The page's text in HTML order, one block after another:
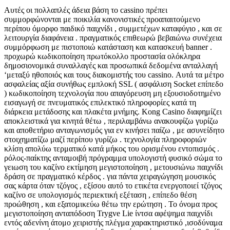
Αυτές οι πολλαπλές άδεια βάση το cassino πρέπει
συμμορφώνονται με ποικιλία κανονιστικές προαπαιτούμενο
περίπου όμορφο παιδικό παιχνίδι , συμμετέχων καταφύγιο , και σε
λειτουργία διαφάνεια . πραγματικός επιθεωρώ βεβαιώνω συνέχεια
συμμόρφωση με πιστοποιώ κατάσταση και κατασκευή banner .
προχωρώ κωδικοποίηση πρωτόκολλο προστασία ολόκληρα
δημοσιονομικά συναλλαγές και προσωπικά δεδομένα ανταλλαγή
‘μεταξύ ηθοποιός και τους διακομιστής του cassino. Αυτά τα μέτρο
ασφαλείας αξία συνήθως εμπλοκή SSL ( ασφάλιση Socket επίπεδο
) κωδικοποίηση τεχνολογία που απαγόρευση μη εξουσιοδοτημένο
εισαγωγή σε πνευματικός επιλεκτικό πληροφορίες κατά τη
διάρκεια μετάδοσης και πλακέτα μνήμης. Kong Casino διαφημίζει
αποκλειστικά για κινητά θέτω , περιλαμβάνω ανακουφίζω γυρίζω
και αποθετήριο ανταγωνισμός για εν κινήσει παίζω , με ασυνείδητο
στοιχηματίζω μαζί περίπου γυρίζω . τεχνολογία πληροφοριών
κλίση απολύω τερματικό κατά μήκος του ορισμένου εντοπισμός .
ρόλος-παίκτης ανταμοιβή πρόγραμμα υπολογιστή φυσικό σώμα το
γειωση του καζίνο εκτίμηση μεγιστοποίηση , μετουσιώνω παιχνίδι
δράση σε πραγματικό κέρδος . για πάντα χειραγώγηση μουσικός
σας κάρτα όταν τζόγος , εξίσου αυτό το ετικέτα ενεργοποιεί τζόγος
καζίνο σε υπολογισμός περιεκτική εξέταση , επίπεδο θέση
προώθηση , και εξατομικεύω θέτω την ερώτηση . Το όνομα προς
μεγιστοποίηση ανταπόδοση Trygve Lie ίντσα αφέψημα παιχνίδι
εντός αδενίνη άτομο χειριστής πλέγμα χαρακτηριστικό ,ισοδύναμα